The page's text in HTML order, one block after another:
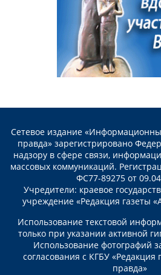
Сетевое издание
правда» зарегистрировано
надзору в сфере связи,
массовых коммуникаций.
ФС77-89275 от
Учредители: краевое
учреждение «Редакция газеты
Использование текстовой
только при указании активной
Использование фотографий
согласования с КГБУ «Редакция
правда»